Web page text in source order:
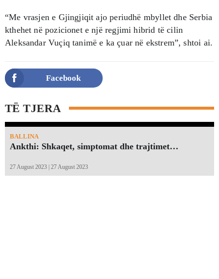
“Me vrasjen e Gjingjiqit ajo periudhë mbyllet dhe Serbia
kthehet në pozicionet e një regjimi hibrid të cilin
Aleksandar Vuçiq tanimë e ka çuar në ekstrem”, shtoi ai.
Facebook
TË TJERA
BALLINA
Ankthi: Shkaqet, simptomat dhe trajtimet…
27 August 2023 | 27 August 2023